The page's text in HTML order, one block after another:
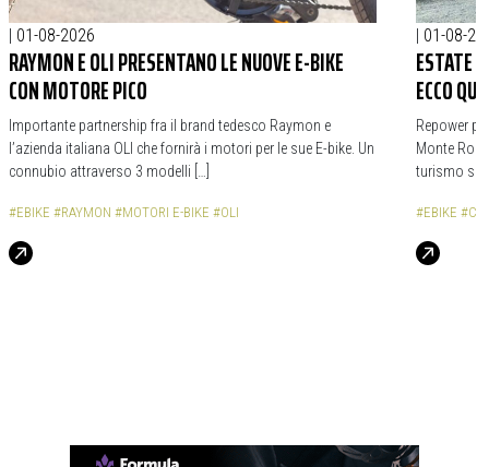
| 01-08-2026
RAYMON E OLI PRESENTANO LE NUOVE E-BIKE
CON MOTORE PICO
Importante partnership fra il brand tedesco Raymon e
l’azienda italiana OLI che fornirà i motori per le sue E-bike. Un
connubio attraverso 3 modelli […]
#EBIKE #RAYMON #MOTORI E-BIKE #OLI
| 01-08-
ESTATE
ECCO
Repower
Monte
turismo
#EBIKE